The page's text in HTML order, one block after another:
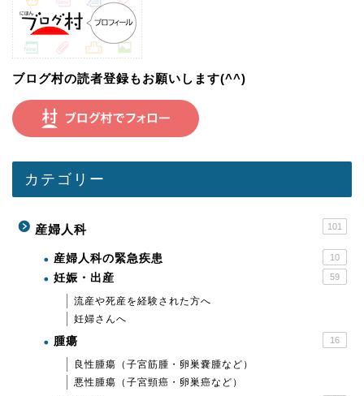
ブログ村の読者登録もお願いします(^^)
カテゴリー
産婦人科 101
産婦人科の緊急疾患 10
妊娠・出産 59
流産や死産を経験された方へ
妊婦さんへ
腫瘍 16
良性腫瘍（子宮筋腫・卵巣嚢腫など）
悪性腫瘍（子宮頸癌・卵巣癌など）